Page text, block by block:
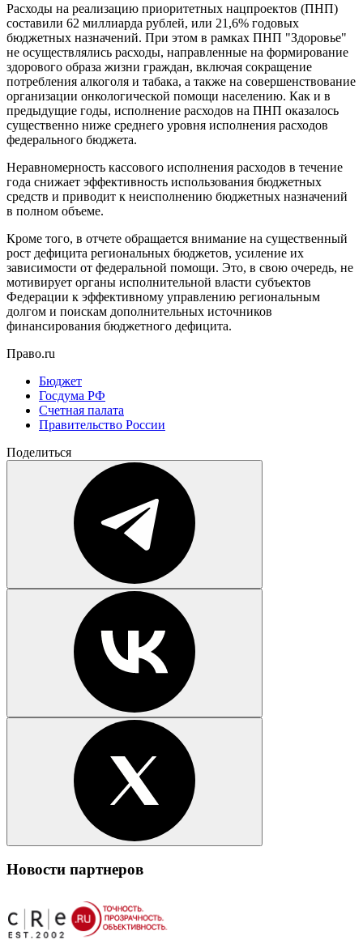
Расходы на реализацию приоритетных нацпроектов (ПНП)
составили 62 миллиарда рублей, или 21,6% годовых
бюджетных назначений. При этом в рамках ПНП "Здоровье"
не осуществлялись расходы, направленные на формирование
здорового образа жизни граждан, включая сокращение
потребления алкоголя и табака, а также на совершенствование
организации онкологической помощи населению. Как и в
предыдущие годы, исполнение расходов на ПНП оказалось
существенно ниже среднего уровня исполнения расходов
федерального бюджета.
Неравномерность кассового исполнения расходов в течение
года снижает эффективность использования бюджетных
средств и приводит к неисполнению бюджетных назначений
в полном объеме.
Кроме того, в отчете обращается внимание на существенный
рост дефицита региональных бюджетов, усиление их
зависимости от федеральной помощи. Это, в свою очередь, не
мотивирует органы исполнительной власти субъектов
Федерации к эффективному управлению региональным
долгом и поискам дополнительных источников
финансирования бюджетного дефицита.
Право.ru
Бюджет
Госдума РФ
Счетная палата
Правительство России
Поделиться
Новости партнеров